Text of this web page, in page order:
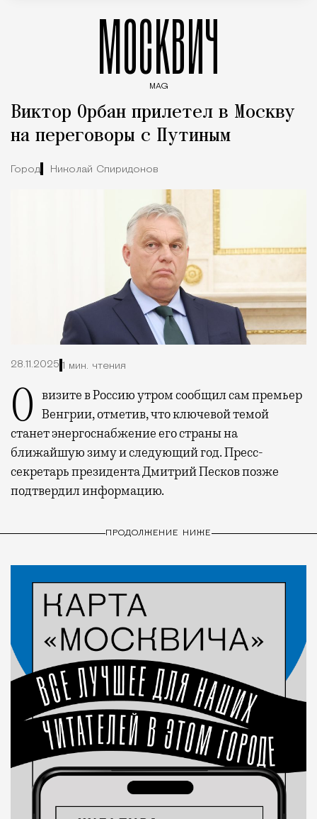
МОСКВИЧ
MAG
Виктор Орбан прилетел в Москву
на переговоры с Путиным
Город Николай Спиридонов
28.11.2025 1 мин. чтения
О визите в Россию утром сообщил сам премьер Венгрии, отметив, что ключевой темой
станет энергоснабжение его страны на
ближайшую зиму и следующий год. Пресс-
секретарь президента Дмитрий Песков позже
подтвердил информацию.
ПРОДОЛЖЕНИЕ НИЖЕ